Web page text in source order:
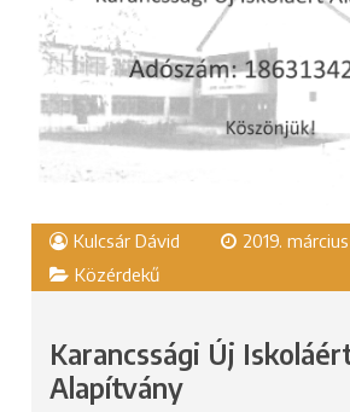
Kulcsár Dávid
2019.
Közérdekű
Karancssági Új
Alapítvány